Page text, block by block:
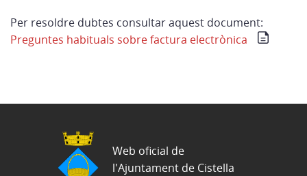
Per resoldre dubtes consultar aquest document:
Preguntes habituals sobre factura electrònica
Web oficial de
l'Ajuntament de Cistella